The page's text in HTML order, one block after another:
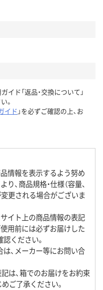
イド「返品・交換について」
。
イド 」を必ずご確認の上、お
情報を表示するよう努め
、商品規格・仕様（容量、
変更される場合がございま
イト上の商品情報の表記
用前には必ずお届けした
ください。
、メーカー等にお問い合
記は、箱でのお届けをお約束
ご了承ください。